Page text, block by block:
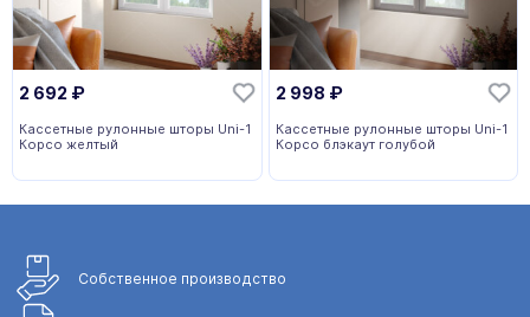
2 692 ₽
Кассетные рулонные шторы Uni-1
Корсо желтый
2 998 ₽
Кассетные рулонные шторы Uni-1
Корсо блэкаут голубой
Собственное производство